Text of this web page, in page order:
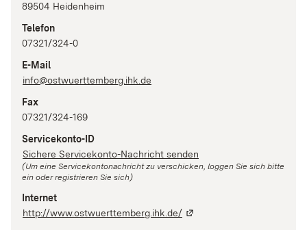
89504 Heidenheim
Telefon
07321/324-0
E-Mail
info@ostwuerttemberg.ihk.de
Fax
07321/324-169
Servicekonto-ID
Sichere Servicekonto-Nachricht senden
(Um eine Servicekontonachricht zu verschicken, loggen Sie sich bitte
ein oder registrieren Sie sich)
Internet
http://www.ostwuerttemberg.ihk.de/